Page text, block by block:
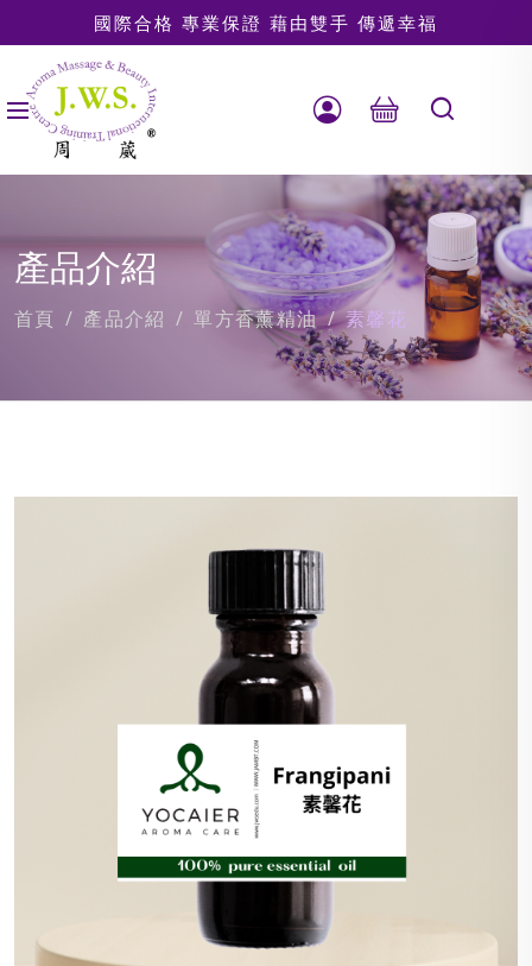
國際合格 專業保證 藉由雙手 傳遞幸福
產品介紹
首頁 產品介紹 單方香薰精油 素馨花